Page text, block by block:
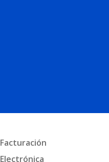
Facturación
Electrónica